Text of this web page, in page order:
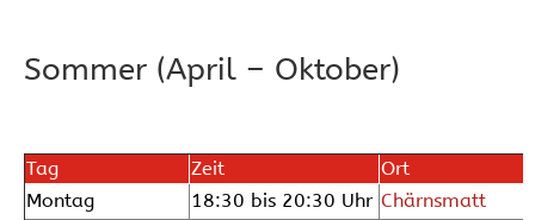
Sommer (April – Oktober)
Tag Zeit
Ort
Montag
18:30 bis 20:30 Uhr Chärnsmatt